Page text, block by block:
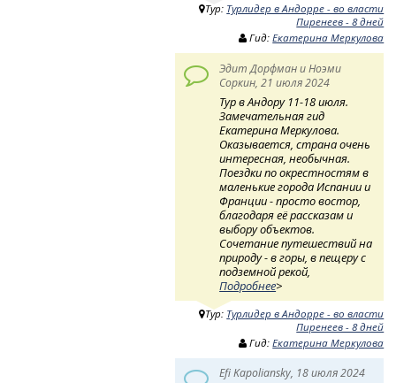
Тур: Турлидер в Андорре - во власти
Пиренеев - 8 дней
Гид:Екатерина Меркулова
Эдит Дорфман и Ноэми
Соркин, 21 июля 2024
Тур в Андору 11-18 июля.
Замечательная гид
Екатерина Меркулова.
Оказывается, страна очень
интересная, необычная.
Поездки по окрестностям в
маленькие города Испании и
Франции - просто востор,
благодаря её рассказам и
выбору объектов.
Сочетание путешествий на
природу - в горы, в пещеру с
подземной рекой,
Подробнее>
Тур: Турлидер в Андорре - во власти
Пиренеев - 8 дней
Гид:Екатерина Меркулова
Efi Kapoliansky, 18 июля 2024